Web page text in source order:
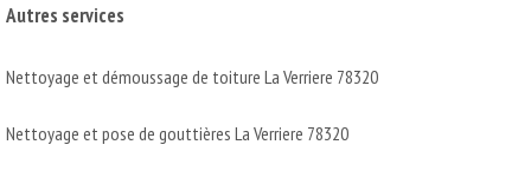
Autres services
Nettoyage et démoussage de toiture La Verriere 78320
Nettoyage et pose de gouttières La Verriere 78320